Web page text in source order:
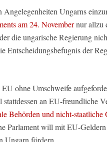
Ungarns
am 24. Novembernur allzu
die ungarische Regierung
Entscheidungsbefugnis der
ohne Umschweife
an EU-freundliche
Behörden und nicht-
Parlament will mit EU-
Ungarn fördern.